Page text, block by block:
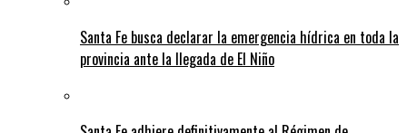
Santa Fe busca declarar la emergencia hídrica en toda la
provincia ante la llegada de El Niño